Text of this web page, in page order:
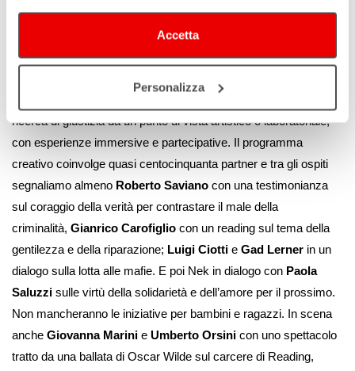
Accetta
Personalizza
testi che, nella storia del pensiero occidentale, hanno costituito
modelli o svolte concettuali rilevanti per il tema della giustizia. E
se le lezioni sono il cuore del festival, tante sono anche
ricerca di giustizia da un punto di vista artistico o laboratoriale,
con esperienze immersive e partecipative. Il programma
creativo coinvolge quasi centocinquanta partner e tra gli ospiti
segnaliamo almeno Roberto Saviano con una testimonianza
sul coraggio della verità per contrastare il male della
criminalità, Gianrico Carofiglio con un reading sul tema della
gentilezza e della riparazione; Luigi Ciotti e Gad Lerner in un
dialogo sulla lotta alle mafie. E poi Nek in dialogo con Paola
Saluzzi sulle virtù della solidarietà e dell’amore per il prossimo.
Non mancheranno le iniziative per bambini e ragazzi. In scena
anche Giovanna Marini e Umberto Orsini con uno spettacolo
tratto da una ballata di Oscar Wilde sul carcere di Reading,